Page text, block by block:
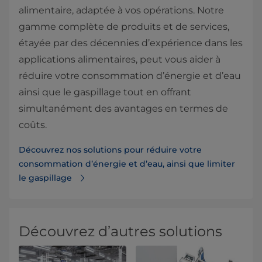
alimentaire, adaptée à vos opérations. Notre
gamme complète de produits et de services,
étayée par des décennies d’expérience dans les
applications alimentaires, peut vous aider à
réduire votre consommation d’énergie et d’eau
ainsi que le gaspillage tout en offrant
simultanément des avantages en termes de
coûts.
Découvrez nos solutions pour réduire votre
consommation d’énergie et d’eau, ainsi que limiter
le gaspillage
Découvrez d’autres solutions